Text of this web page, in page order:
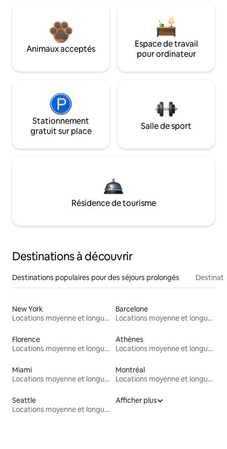
Animaux acceptés
Espace de travail
pour ordinateur
Stationnement
gratuit sur place
Salle de sport
Résidence de tourisme
Destinations à découvrir
Destinations populaires pour des séjours prolongés
New York
Locations moyenne et longue durée
Barcelone
Locations moyenne et longue durée
Florence
Locations moyenne et longue durée
Athènes
Locations moyenne et longue durée
Miami
Locations moyenne et longue durée
Montréal
Locations moyenne et longue durée
Seattle
Locations moyenne et longue durée
Afficher plus